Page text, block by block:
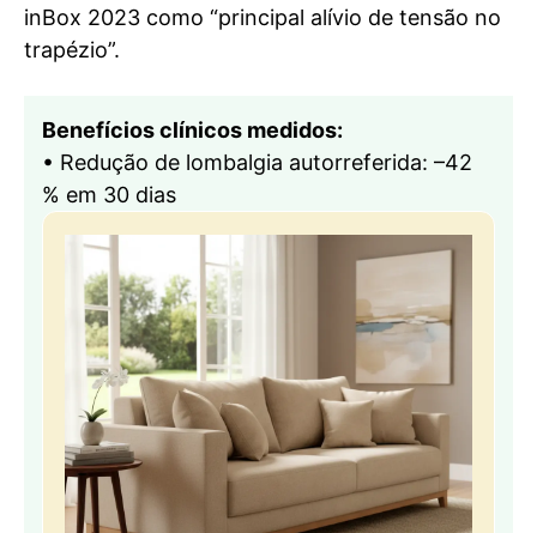
inBox 2023 como “principal alívio de tensão no
trapézio”.
Benefícios clínicos medidos:
• Redução de lombalgia autorreferida: –42
% em 30 dias